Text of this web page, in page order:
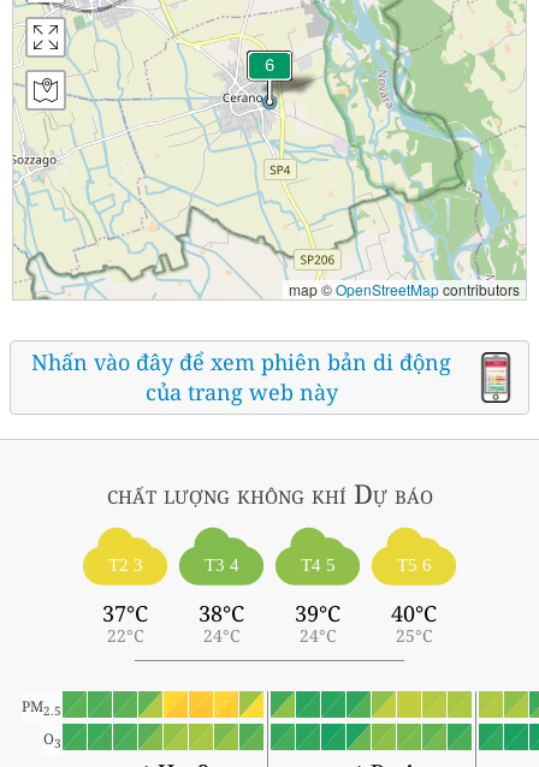
map ©OpenStreetMapcontributors
Nhấn vào đây để xem phiên bản di động
của trang web này
chất lượng không khí Dự báo
T2 3
37°C
22°C
T3 4
38°C
24°C
T4 5
39°C
24°C
T5 6
40°C
25°C
PM2.5
O3